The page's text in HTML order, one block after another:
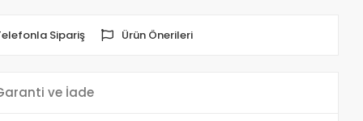
Sipariş Ürün Önerileri
ve İade